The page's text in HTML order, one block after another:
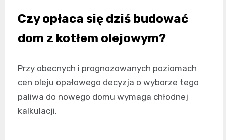
Czy opłaca się dziś budować
dom z kotłem olejowym?
Przy obecnych i prognozowanych poziomach
cen oleju opałowego decyzja o wyborze tego
paliwa do nowego domu wymaga chłodnej
kalkulacji.